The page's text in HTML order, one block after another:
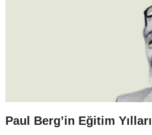
Paul Berg’in Eğitim Yılları